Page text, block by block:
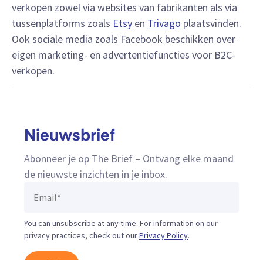
verkopen zowel via websites van fabrikanten als via
tussenplatforms zoals Etsy en Trivago plaatsvinden.
Ook sociale media zoals Facebook beschikken over
eigen marketing- en advertentiefuncties voor B2C-
verkopen.
Nieuwsbrief
Abonneer je op The Brief – Ontvang elke maand
de nieuwste inzichten in je inbox.
You can unsubscribe at any time. For information on our
privacy practices, check out ourPrivacy Policy.